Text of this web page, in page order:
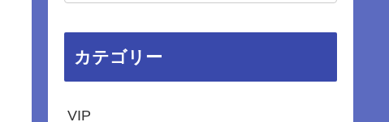
カテゴリー
VIP